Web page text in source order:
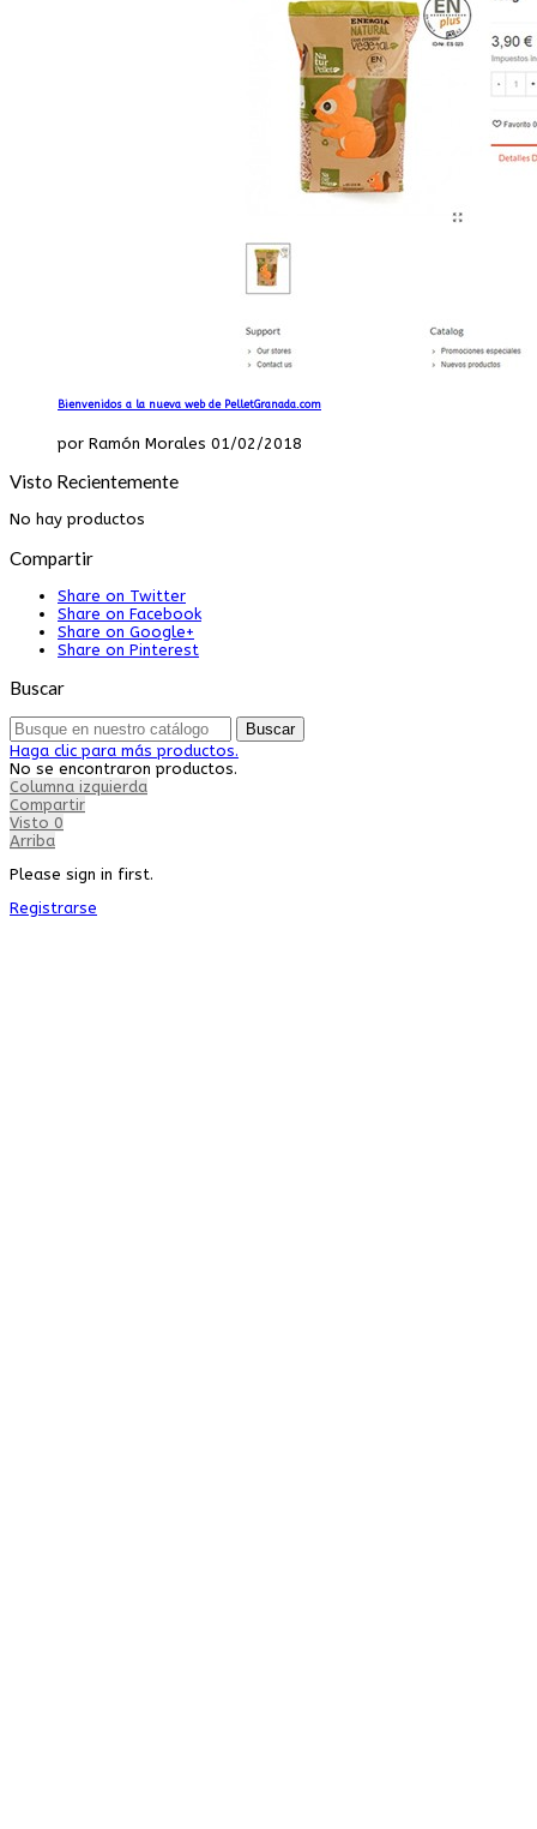
Bienvenidos a la nueva web de PelletGranada.com
por Ramón Morales 01/02/2018
Visto Recientemente
No hay productos
Compartir
Share on Twitter
Share on Facebook
Share on Google+
Share on Pinterest
Buscar
Buscar
Haga clic para más productos.
No se encontraron productos.
Columna izquierda
Compartir
Visto 0
Arriba
Please sign in first.
Registrarse